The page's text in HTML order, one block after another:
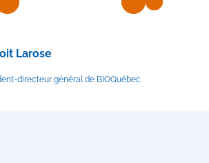
Larose
directeur général de BIOQuébec